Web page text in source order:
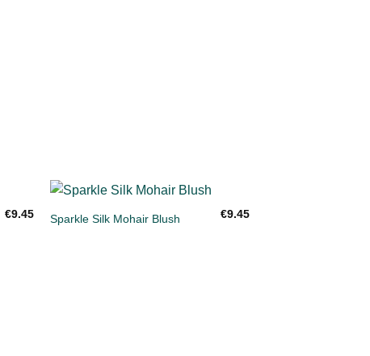
€9.45
+
Sparkle Silk Mohair Blush €9.45